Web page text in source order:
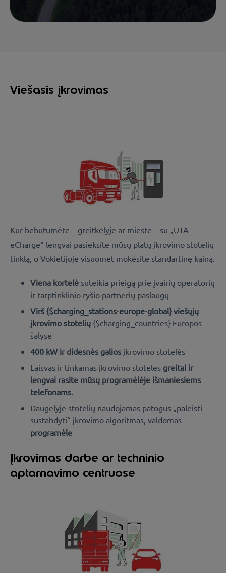
Viešasis įkrovimas
Kur bebūtumėte – greitkelyje ar mieste – su „UTA
eCharge“ lengvai pasieksite mūsų platų įkrovimo stotelių
tinklą, o Vokietijoje visuomet mokėsite standartinę kainą.
Viena kortelė suteikia prieigą prie įvairių operatorių
ir tarptinklinio ryšio partnerių paslaugų
Virš {$charging_stations-europe-global} viešųjų
įkrovimo stotelių {$charging_countries} Europos
šalyse
400 kW ir didesnės galios įkrovimo stotelės
Laisvas ir tinkamas įkrovimo stoteles greitai ir
lengvai rasite mūsų programėlėje išmaniesiems
telefonams.
Daugelyje stotelių naudojamas patogus „paleisti-
sustabdyti“ įkrovimo algoritmas, valdomas
programėle
Įkrovimas darbe ar techninio
aptarnavimo centruose